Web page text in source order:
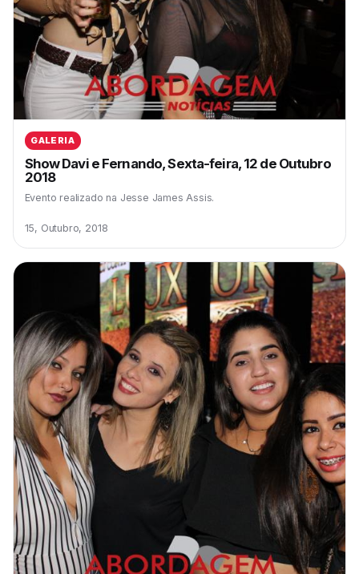
GALERIA
Show Davi e Fernando, Sexta-feira, 12 de Outubro
2018
Evento realizado na Jesse James Assis.
15, Outubro, 2018